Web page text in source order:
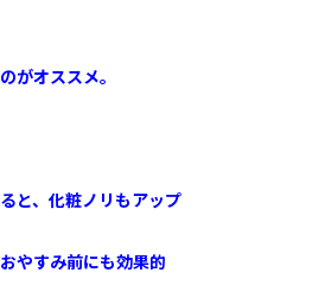
がオススメ。
と、化粧ノリもアップ
やすみ前にも効果的